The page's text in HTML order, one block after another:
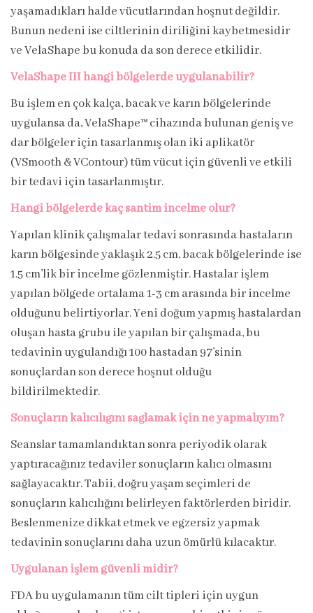
yaşamadıkları halde vücutlarından hoşnut değildir.
Bunun nedeni ise ciltlerinin diriliğini kaybetmesidir
ve VelaShape bu konuda da son derece etkilidir.
VelaShape III hangi bölgelerde uygulanabilir?
Bu işlem en çok kalça, bacak ve karın bölgelerinde
uygulansa da, VelaShape™ cihazında bulunan geniş ve
dar bölgeler için tasarlanmış olan iki aplikatör
(VSmooth & VContour) tüm vücut için güvenli ve etkili
bir tedavi için tasarlanmıştır.
Hangi bölgelerde kaç santim incelme olur?
Yapılan klinik çalışmalar tedavi sonrasında hastaların
karın bölgesinde yaklaşık 2.5 cm, bacak bölgelerinde ise
1.5 cm’lik bir incelme gözlenmiştir. Hastalar işlem
yapılan bölgede ortalama 1-3 cm arasında bir incelme
olduğunu belirtiyorlar. Yeni doğum yapmış hastalardan
oluşan hasta grubu ile yapılan bir çalışmada, bu
tedavinin uygulandığı 100 hastadan 97’sinin
sonuçlardan son derece hoşnut olduğu
bildirilmektedir.
Sonuçların kalıcılığını sağlamak için ne yapmalıyım?
Seanslar tamamlandıktan sonra periyodik olarak
yaptıracağınız tedaviler sonuçların kalıcı olmasını
sağlayacaktır. Tabii, doğru yaşam seçimleri de
sonuçların kalıcılığını belirleyen faktörlerden biridir.
Beslenmenize dikkat etmek ve egzersiz yapmak
tedavinin sonuçlarını daha uzun ömürlü kılacaktır.
Uygulanan işlem güvenli midir?
FDA bu uygulamanın tüm cilt tipleri için uygun